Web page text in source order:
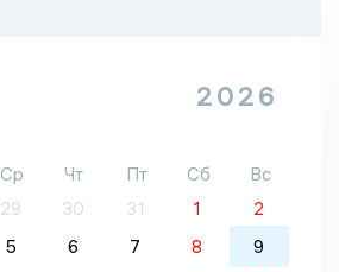
2026
Ср Чт Пт Сб
Вс
29 30 31 1
2
5 6 7 8
9